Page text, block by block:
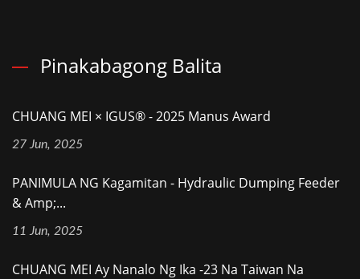
Pinakabagong Balita
CHUANG MEI × IGUS® - 2025 Manus Award
27 Jun, 2025
PANIMULA NG Kagamitan - Hydraulic Dumping Feeder
& Amp;...
11 Jun, 2025
CHUANG MEI Ay Nanalo Ng Ika -23 Na Taiwan Na